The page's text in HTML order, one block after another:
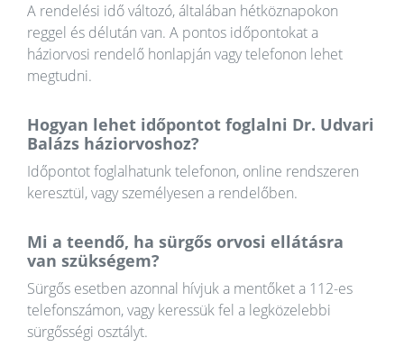
A rendelési idő változó, általában hétköznapokon
reggel és délután van. A pontos időpontokat a
háziorvosi rendelő honlapján vagy telefonon lehet
megtudni.
Hogyan lehet időpontot foglalni Dr. Udvari
Balázs háziorvoshoz?
Időpontot foglalhatunk telefonon, online rendszeren
keresztül, vagy személyesen a rendelőben.
Mi a teendő, ha sürgős orvosi ellátásra
van szükségem?
Sürgős esetben azonnal hívjuk a mentőket a 112-es
telefonszámon, vagy keressük fel a legközelebbi
sürgősségi osztályt.